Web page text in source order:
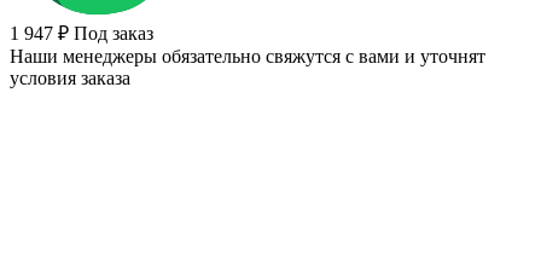
1 947 ₽ Под заказ
Наши менеджеры обязательно свяжутся с вами и уточнят
условия заказа